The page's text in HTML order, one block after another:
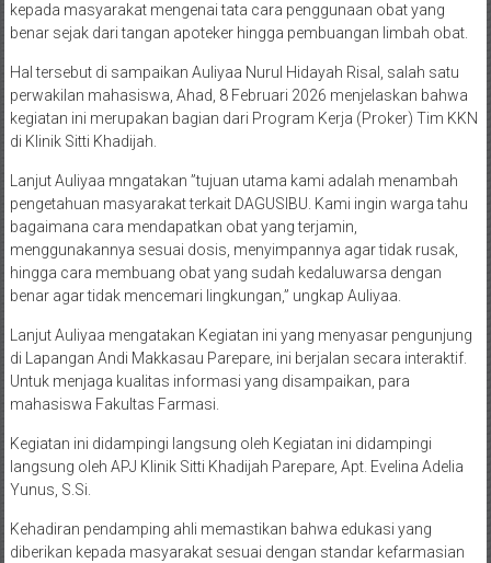
kepada masyarakat mengenai tata cara penggunaan obat yang
benar sejak dari tangan apoteker hingga pembuangan limbah obat.
Hal tersebut di sampaikan Auliyaa Nurul Hidayah Risal, salah satu
perwakilan mahasiswa, Ahad, 8 Februari 2026 menjelaskan bahwa
kegiatan ini merupakan bagian dari Program Kerja (Proker) Tim KKN
di Klinik Sitti Khadijah.
Lanjut Auliyaa mngatakan ​”tujuan utama kami adalah menambah
pengetahuan masyarakat terkait DAGUSIBU. Kami ingin warga tahu
bagaimana cara mendapatkan obat yang terjamin,
menggunakannya sesuai dosis, menyimpannya agar tidak rusak,
hingga cara membuang obat yang sudah kedaluwarsa dengan
benar agar tidak mencemari lingkungan,” ungkap Auliyaa.
Lanjut Auliyaa mengatakan Kegiatan ini yang menyasar pengunjung
di Lapangan Andi Makkasau Parepare, ini berjalan secara interaktif.
Untuk menjaga kualitas informasi yang disampaikan, para
mahasiswa Fakultas Farmasi.
Kegiatan ini didampingi langsung oleh Kegiatan ini didampingi
langsung oleh APJ Klinik Sitti Khadijah Parepare, Apt. Evelina Adelia
Yunus, S.Si.
​Kehadiran pendamping ahli memastikan bahwa edukasi yang
diberikan kepada masyarakat sesuai dengan standar kefarmasian